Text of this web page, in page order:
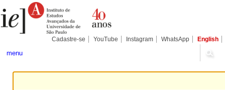
para
conteúdo.
Pessoais
Cadastre-se YouTube Instagram WhatsApp English
menu